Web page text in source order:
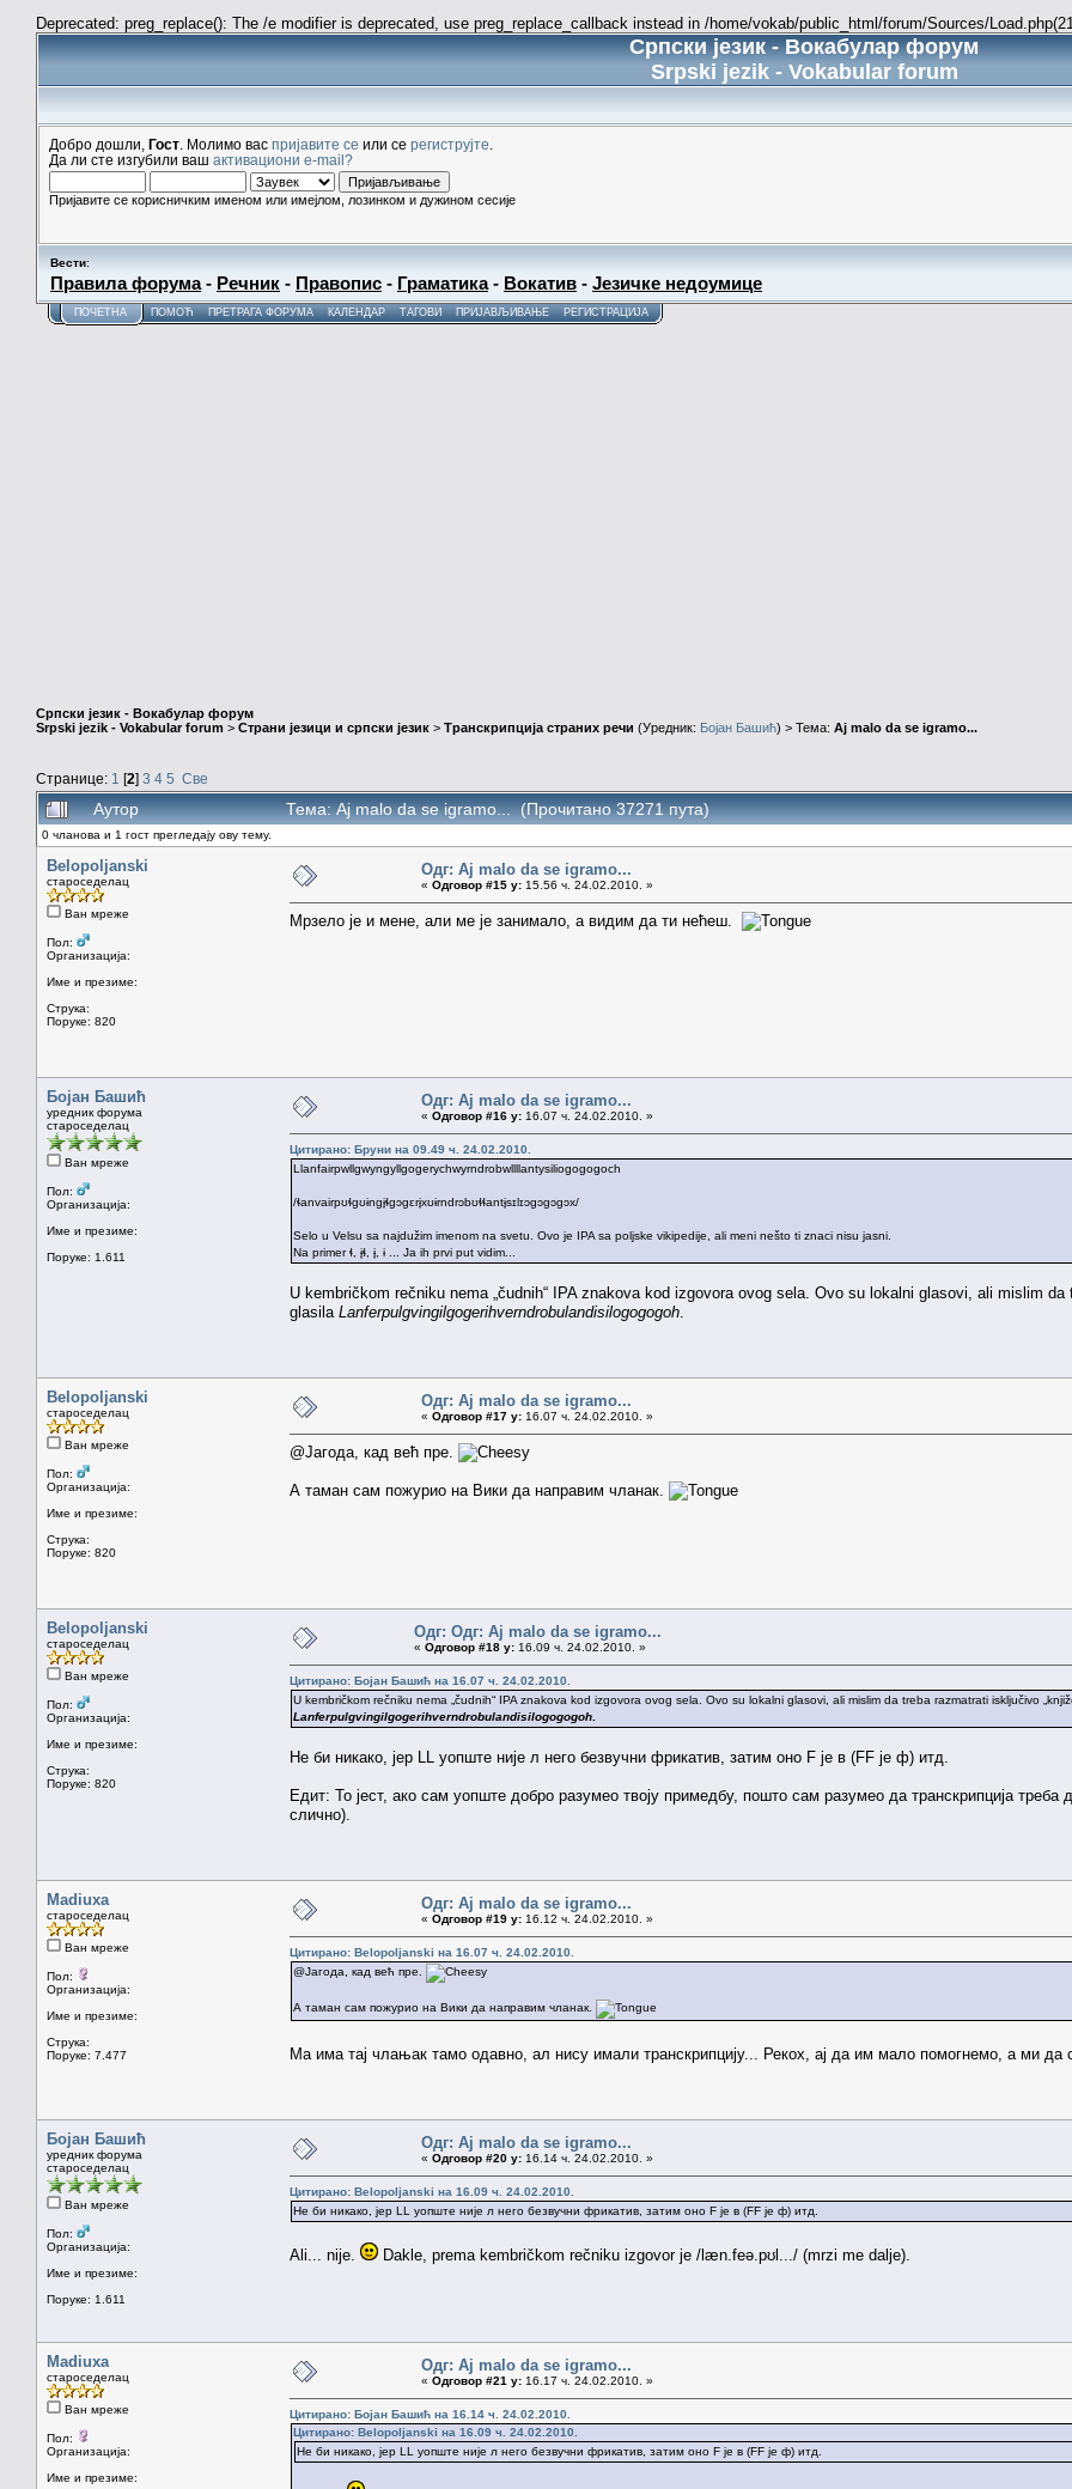
Deprecated: preg_replace(): The /e modifier is deprecated, use preg_replace_callback instead in /home/vokab/public_html/forum/Sources/
Српски језик - Вокабулар форум
Srpski jezik - Vokabular forum
Добро дошли, Гост . Молимо вас пријавите се или се региструјте
Да ли сте изгубили ваш активациони e-mail?
Пријавите се корисничким именом или имејлом, лозинком и дужином сесије
Вести:
Правила форума- Речник - Правопис - Граматика- Вокатив - Језичке недоумице
ПОЧЕТНА ПОМОЋ ПРЕТРАГА ФОРУМА КАЛЕНДАР ТАГОВИ ПРИЈАВЉИВАЊЕ РЕГИСТРАЦИЈА
Српски језик - Вокабулар форум
Srpski jezik - Vokabular forum > Страни језици и српски језик > Транскрипција страних речи (Уредник: Бојан Башић) > Тема: Aj malo da se igramo...
Странице: 1 [2] 3 4 5 Све
Аутор Тема: Aj malo da se igramo... (Прочитано 37271 пута)
0 чланова и 1 гост прегледају ову тему.
Belopoljanski
староседелац
Ван мреже
Пол:
Организација:
Име и презиме:
Струка:
Поруке: 820
Одг: Aj malo da se igramo...
« Одговор #15 у: 15.56 ч. 24.02.2010. »
Мрзело је и мене, али ме је занимало, а видим да ти нећеш.
Бојан Башић
уредник форума
староседелац
Ван мреже
Пол:
Организација:
Име и презиме:
Поруке: 1.611
Одг: Aj malo da se igramo...
« Одговор #16 у: 16.07 ч. 24.02.2010. »
Цитирано: Бруни на 09.49 ч. 24.02.2010.
Llanfairpwllgwyngyllgogerychwyrndrobwllllantysiliogogogoch
/ɬanvairpʊɬgʊɨngɨ̞ɬgɔgɛrɨ̞xʊɨrndrɔbʊɬɬantɨ̞sɪlɪɔgɔgɔgɔx/
Selo u Velsu sa najdužim imenom na svetu. Ovo je IPA sa poljske vikipedije, ali meni nešto ti znaci nisu jasni.
Na primer ɬ, ɨ̞ɬ, ɨ̞, ɨ ... Ja ih prvi put vidim...
U kembričkom rečniku nema „čudnih“ IPA znakova kod izgovora ovog sela. Ovo su lokalni glasovi, ali mislim
glasila Lanferpulgvingilgogerihverndrobulandisilogogogoh
Belopoljanski
староседелац
Ван мреже
Пол:
Организација:
Име и презиме:
Струка:
Поруке: 820
Одг: Aj malo da se igramo...
« Одговор #17 у: 16.07 ч. 24.02.2010. »
@Јагода, кад већ пре.
А таман сам пожурио на Вики да направим чланак.
Belopoljanski
староседелац
Ван мреже
Пол:
Организација:
Име и презиме:
Струка:
Поруке: 820
Одг: Одг: Aj malo da se igramo...
« Одговор #18 у: 16.09 ч. 24.02.2010. »
Цитирано: Бојан Башић на 16.07 ч. 24.02.2010.
U kembričkom rečniku nema „čudnih“ IPA znakova kod izgovora ovog sela. Ovo su lokalni glasovi, ali mislim da treba razmatrati isključivo
Lanferpulgvingilgogerihverndrobulandisilogogogoh
Не би никако, јер LL уопште није л него безвучни фрикатив, затим оно F је в (FF je ф) итд.
Едит: То јест, ако сам уопште добро разумео твоју примедбу, пошто сам разумео да транскрипција
слично).
Madiuxa
староседелац
Ван мреже
Пол:
Организација:
Име и презиме:
Струка:
Поруке: 7.477
Одг: Aj malo da se igramo...
« Одговор #19 у: 16.12 ч. 24.02.2010. »
Цитирано: Belopoljanski на 16.07 ч. 24.02.2010.
@Јагода, кад већ пре.
А таман сам пожурио на Вики да направим чланак.
Ма има тај члањак тамо одавно, ал нису имали транскрипцију... Рекох, ај да им мало помогнемо, а ми да
Бојан Башић
уредник форума
староседелац
Ван мреже
Пол:
Организација:
Име и презиме:
Поруке: 1.611
Одг: Aj malo da se igramo...
« Одговор #20 у: 16.14 ч. 24.02.2010. »
Цитирано: Belopoljanski на 16.09 ч. 24.02.2010.
Не би никако, јер LL уопште није л него безвучни фрикатив, затим оно F је в (FF je ф) итд.
Ali... nije. Dakle, prema kembričkom rečniku izgovor je /læn.feə.pʊl.../ (mrzi me dalje).
Madiuxa
староседелац
Ван мреже
Пол:
Организација:
Име и презиме:
Одг: Aj malo da se igramo...
« Одговор #21 у: 16.17 ч. 24.02.2010. »
Цитирано: Бојан Башић на 16.14 ч. 24.02.2010.
Цитирано: Belopoljanski на 16.09 ч. 24.02.2010.
Не би никако, јер LL уопште није л него безвучни фрикатив, затим оно F је в (FF je ф) итд.